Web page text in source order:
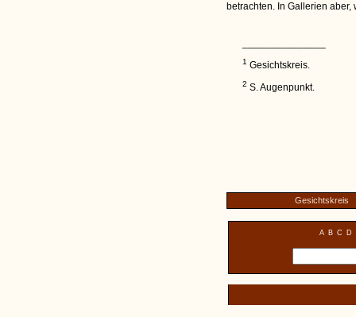
betrachten. In Gallerien
1 Gesichtskreis.
2 S. Augenpunkt.
Gesichtskreis
A B C D